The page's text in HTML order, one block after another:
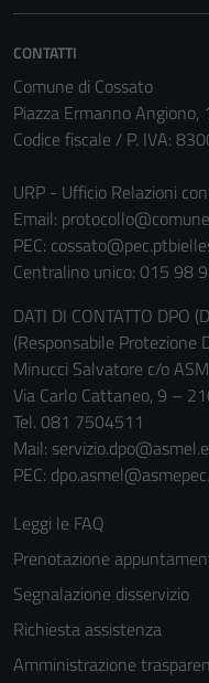
CONTATTI
Comune di Cossato
Piazza Ermanno
Codice fiscale / P. IVA:
URP - Ufficio Relazioni
Email:
PEC:
Centralino unico: 015 98
DATI DI CONTATTO DPO
(Responsabile Protezione
Minucci Salvatore c/o
Via Carlo Cattaneo, 9 –
Tel. 081 7504511
Mail:
PEC:
Leggi le FAQ
Prenotazione
Segnalazione disservizio
Richiesta assistenza
Amministrazione